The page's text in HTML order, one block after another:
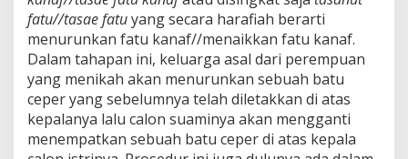
fatu//tasae fatuyang secara harafiah berarti
menurunkan fatu kanaf//menaikkan fatu kanaf.
Dalam tahapan ini, keluarga asal dari perempuan
yang menikah akan menurunkan sebuah batu
ceper yang sebelumnya telah diletakkan di atas
kepalanya lalu calon suaminya akan mengganti
menempatkan sebuah batu ceper di atas kepala